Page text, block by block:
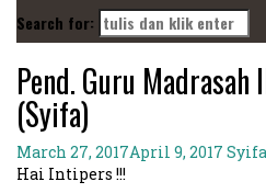
Search for:
Pend. Guru
(Syifa)
March 27, 2017April 9, 2017
Hai Intipers !!!